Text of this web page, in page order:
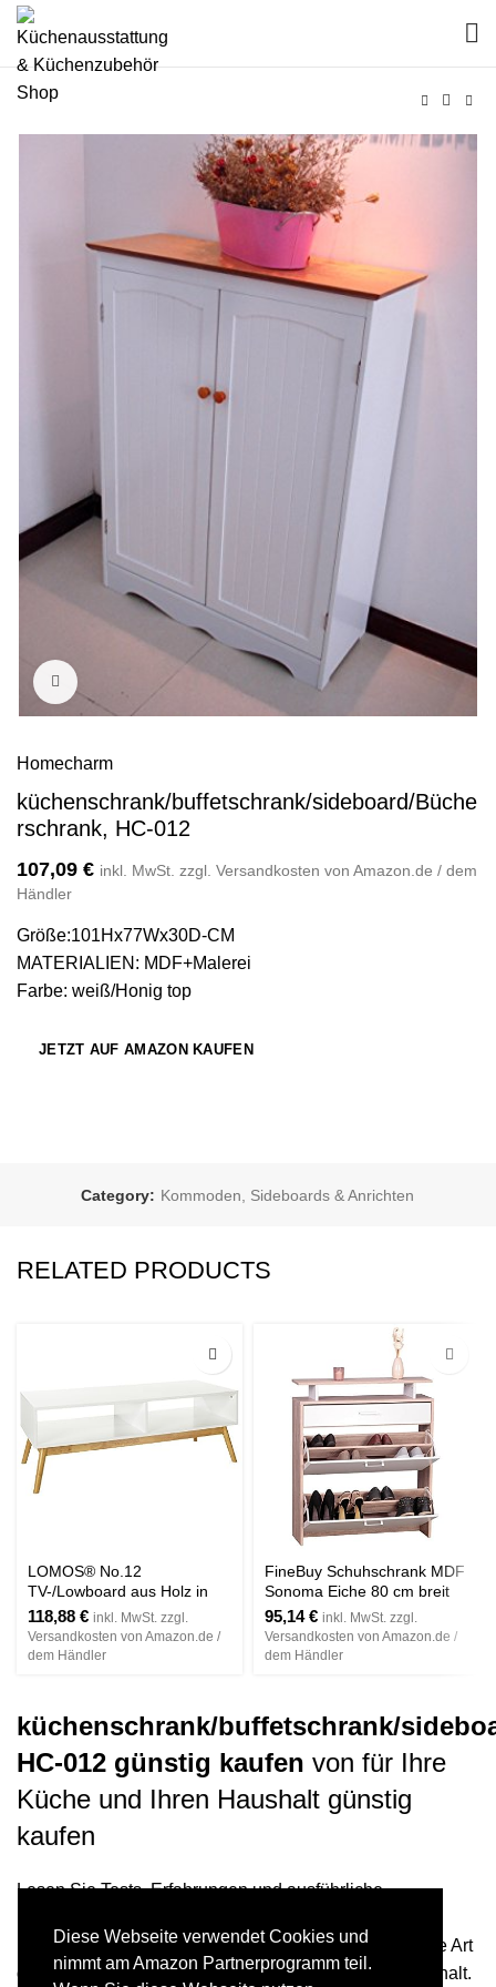
Diese Webseite verwendet Cookies und
nimmt am Amazon Partnerprogramm teil.
Homecharm
küchenschrank/buffetschrank/sideboard/Büche
rschrank, HC-012
107,09 € inkl. MwSt. zzgl. Versandkosten von Amazon.de / dem
Händler
Größe:101Hx77Wx30D-CM
MATERIALIEN: MDF+Malerei
Farbe: weiß/Honig top
JETZT AUF AMAZON KAUFEN
Category: Kommoden, Sideboards & Anrichten
RELATED PRODUCTS
LOMOS® No.12
TV-/Lowboard aus Holz in
weiß mit zwei Fächern im
modernen skandinavischen
Design
118,88 € inkl. MwSt. zzgl.
Versandkosten von Amazon.de /
dem Händler
FineBuy Schuhschrank MDF
Sonoma Eiche 80 cm breit
Schuhregal Design Schuh-
Kommode modern
Sideboard stylisch
zweifarbig geschlossen
95,14€ inkl. MwSt. zzgl.
Versandkosten von Amazon.de /
dem Händler
küchenschrank/buffetschrank/
HC-012 günstig kaufen von für Ihre
Küche und Ihren Haushalt günstig
kaufen
Lesen Sie Tests, Erfahrungen und ausführliche
Küchenschrankeinrichtung. Erfahren Sie mehr über die Art
der Verwendung, Funktionen in Ihrer Küche und Haushalt.